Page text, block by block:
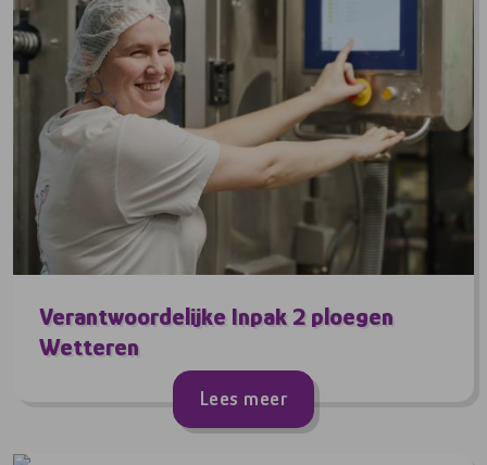
Verantwoordelijke Inpak 2 ploegen
Wetteren
Lees meer